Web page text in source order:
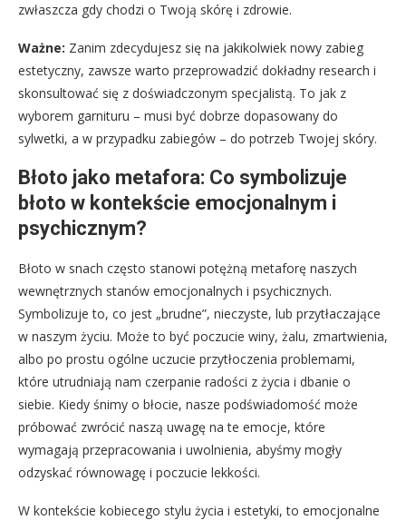
zwłaszcza gdy chodzi o Twoją skórę i zdrowie.
Ważne: Zanim zdecydujesz się na jakikolwiek nowy zabieg
estetyczny, zawsze warto przeprowadzić dokładny research i
skonsultować się z doświadczonym specjalistą. To jak z
wyborem garnituru – musi być dobrze dopasowany do
sylwetki, a w przypadku zabiegów – do potrzeb Twojej skóry.
Błoto jako metafora: Co symbolizuje
błoto w kontekście emocjonalnym i
psychicznym?
Błoto w snach często stanowi potężną metaforę naszych
wewnętrznych stanów emocjonalnych i psychicznych.
Symbolizuje to, co jest „brudne”, nieczyste, lub przytłaczające
w naszym życiu. Może to być poczucie winy, żalu, zmartwienia,
albo po prostu ogólne uczucie przytłoczenia problemami,
które utrudniają nam czerpanie radości z życia i dbanie o
siebie. Kiedy śnimy o błocie, nasze podświadomość może
próbować zwrócić naszą uwagę na te emocje, które
wymagają przepracowania i uwolnienia, abyśmy mogły
odzyskać równowagę i poczucie lekkości.
W kontekście kobiecego stylu życia i estetyki, to emocjonalne